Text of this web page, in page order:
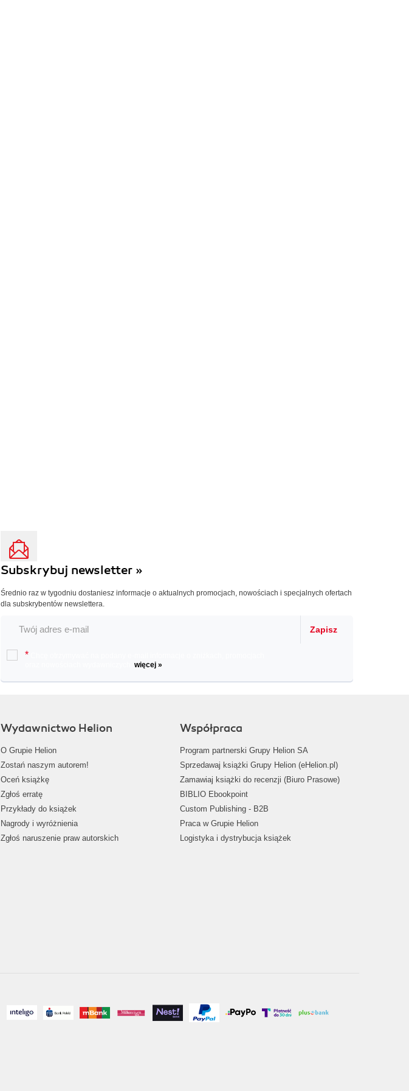
Subskrybuj newsletter »
Średnio raz w tygodniu dostaniesz informacje o aktualnych promocjach, nowościach i specjalnych ofertach
dla subskrybentów newslettera.
Zapisz
*
więcej »
Wydawnictwo Helion
O Grupie Helion
Zostań naszym autorem!
Oceń książkę
Zgłoś erratę
Przykłady do książek
Nagrody i wyróżnienia
Zgłoś naruszenie praw autorskich
Współpraca
Program partnerski Grupy Helion SA
Sprzedawaj książki Grupy Helion (eHelion.pl)
Zamawiaj książki do recenzji (Biuro Prasowe)
BIBLIO Ebookpoint
Custom Publishing - B2B
Praca w Grupie Helion
Logistyka i dystrybucja książek